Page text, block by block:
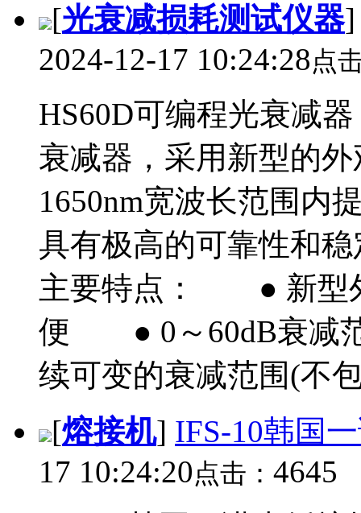
[光衰减损耗测试仪器
2024-12-17 10:24:28点
HS60D可编程光衰减
衰减器，采用新型的
1650nm宽波长范围内
具有极高的可靠性和
主要特点： ● 新型
便 ● 0～60dB衰减范
续可变的衰减范围(不
[熔接机] IFS-10韩国
17 10:24:20点击： 4645